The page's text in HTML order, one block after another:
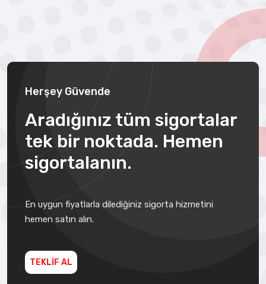
Herşey Güvende
Aradığınız tüm sigortalar
tek bir noktada. Hemen
sigortalanın.
En uygun fiyatlarla dilediğiniz sigorta hizmetini
hemen satın alın.
TEKLİF AL